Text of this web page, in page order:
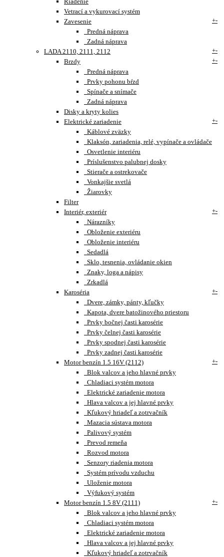
Vetrací a vykurovací systém
Zavesenie
+-
Predná náprava
Zadná náprava
LADA 2110, 2111, 2112
+-
Brzdy
+-
Predná náprava
Prvky pohonu bŕzd
Spínače a snímače
Zadná náprava
Disky a kryty kolies
Elektrické zariadenie
+-
Káblové zväzky
Klaksón, zariadenia, relé, vypínače a ovládače
Osvetlenie interiéru
Príslušenstvo palubnej dosky
Stierače a ostrekovače
Vonkajšie svetlá
Žiarovky
Filter
Interiér, exteriér
+-
Nárazníky
Obloženie exteriéru
Obloženie interiéru
Sedadlá
Sklo, tesnenia, ovládanie okien
Znaky, loga a nápisy
Zrkadlá
Karoséria
+-
Dvere, zámky, pánty, kľučky
Kapota, dvere batožinového priestoru
Prvky bočnej časti karosérie
Prvky čelnej časti karosérie
Prvky spodnej časti karosérie
Prvky zadnej časti karosérie
Motor benzín 1.5 16V (2112)
+-
Blok valcov a jeho hlavné prvky
Chladiaci systém motora
Elektrické zariadenie motora
Hlava valcov a jej hlavné prvky
Kľukový hriadeľ a zotrvačník
Mazacia sústava motora
Palivový systém
Prevod remeňa
Rozvod motora
Senzory riadenia motora
Systém prívodu vzduchu
Uloženie motora
Výfukový systém
Motor benzín 1.5 8V (2111)
+-
Blok valcov a jeho hlavné prvky
Chladiaci systém motora
Elektrické zariadenie motora
Hlava valcov a jej hlavné prvky
Kľukový hriadeľ a zotrvačník